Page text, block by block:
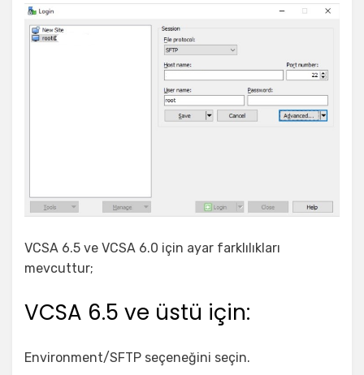
VCSA 6.5 ve VCSA 6.0 için ayar farklılıkları
mevcuttur;
VCSA 6.5 ve üstü için:
Environment/SFTP seçeneğini seçin.